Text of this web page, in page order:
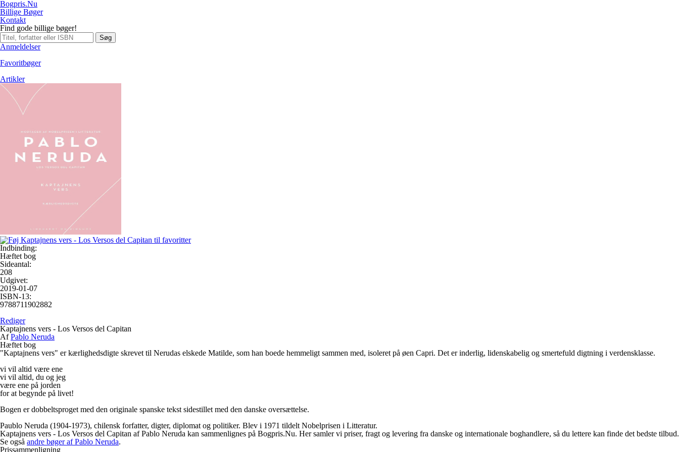
Bogpris.Nu
Billige Bøger
Kontakt
Find gode billige bøger!
Søg
Anmeldelser
Favoritbøger
Artikler
Indbinding:
Hæftet bog
Sideantal:
208
Udgivet:
2019-01-07
ISBN-13:
9788711902882
Rediger
Kaptajnens vers - Los Versos del Capitan
AfPablo Neruda
Hæftet bog
"Kaptajnens vers" er kærlighedsdigte skrevet til Nerudas elskede Matilde, som han boede hemmeligt sammen med, isoleret på øen Capri. Det er inderlig, lidenskabelig og smertefuld digtning i verdensklasse.
vi vil altid være ene
vi vil altid, du og jeg
være ene på jorden
for at begynde på livet!
Bogen er dobbeltsproget med den originale spanske tekst sidestillet med den danske oversættelse.
Paublo Neruda (1904-1973), chilensk forfatter, digter, diplomat og politiker. Blev i 1971 tildelt Nobelprisen i Litteratur.
Kaptajnens vers - Los Versos del Capitan af Pablo Neruda kan sammenlignes på Bogpris.Nu. Her samler vi priser, fragt og levering fra danske og internationale boghandlere, så du lettere kan finde det bedste tilbud.
Se også andre bøger af Pablo Neruda.
Prissammenligning